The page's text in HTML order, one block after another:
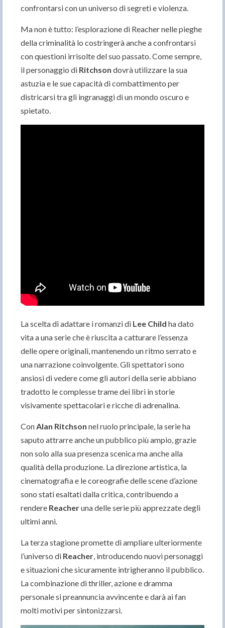
confrontarsi con un universo di segreti e violenza.
Ma non è tutto: l’esplorazione di Reacher nelle pieghe
della criminalità lo costringerà anche a confrontarsi
con questioni irrisolte del suo passato. Come sempre,
il personaggio di Ritchson dovrà utilizzare la sua
astuzia e le sue capacità di combattimento per
districarsi tra gli ingranaggi di un mondo oscuro e
spietato.
La scelta di adattare i romanzi di Lee Child ha dato
vita a una serie che è riuscita a catturare l’essenza
delle opere originali, mantenendo un ritmo serrato e
una narrazione coinvolgente. Gli spettatori sono
ansiosi di vedere come gli autori della serie abbiano
tradotto le complesse trame dei libri in storie
visivamente spettacolari e ricche di adrenalina.
ConAlan Ritchson nel ruolo principale, la serie ha
saputo attrarre anche un pubblico più ampio, grazie
non solo alla sua presenza scenica ma anche alla
qualità della produzione. La direzione artistica, la
cinematografia e le coreografie delle scene d’azione
sono stati esaltati dalla critica, contribuendo a
rendere Reacheruna delle serie più apprezzate degli
ultimi anni.
La terza stagione promette di ampliare ulteriormente
l’universo di Reacher, introducendo nuovi personaggi
e situazioni che sicuramente intrigheranno il pubblico.
La combinazione di thriller, azione e dramma
personale si preannuncia avvincente e darà ai fan
molti motivi per sintonizzarsi.